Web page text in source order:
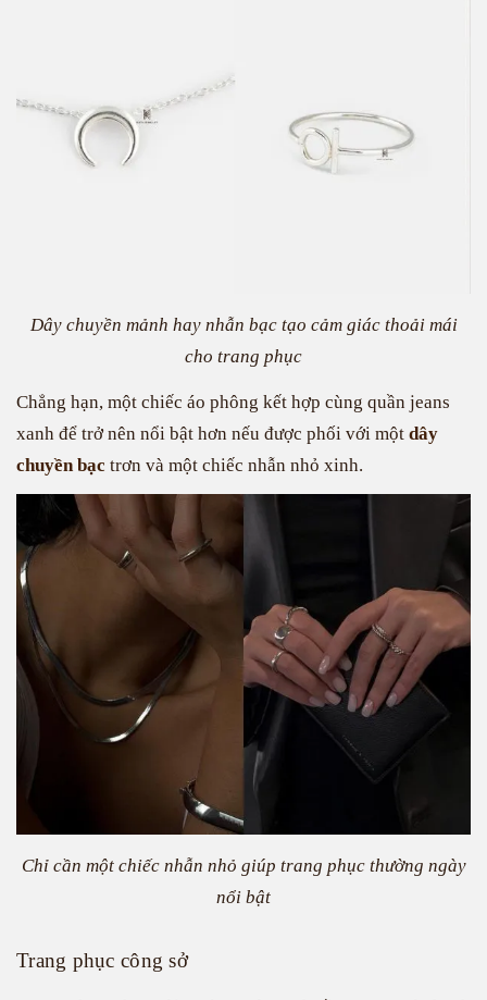
Dây chuyền mảnh hay nhẫn bạc tạo cảm giác thoải mái
cho trang phục
Chẳng hạn, một chiếc áo phông kết hợp cùng quần jeans
xanh để trở nên nổi bật hơn nếu được phối với một dây
chuyền bạc trơn và một chiếc nhẫn nhỏ xinh.
Chỉ cần một chiếc nhẫn nhỏ giúp trang phục thường ngày
nổi bật
Trang phục công sở